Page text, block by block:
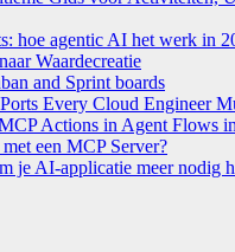
hoe agentic AI het werk in
Waardecreatie
and Sprint boards
Every Cloud Engineer
Actions in Agent Flows
een MCP Server?
je AI-applicatie meer nodig